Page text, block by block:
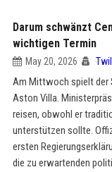
Darum schwänzt
wichtigen Termin
May 20, 2026
Am Mittwoch spielt der
Aston Villa.
reisen, obwohl er
unterstützen sollte.
ersten
die zu erwartenden